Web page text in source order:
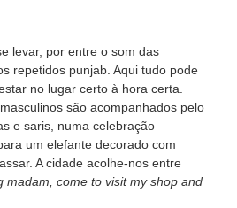
levar, por entre o som das
repetidos punjab. Aqui tudo pode
no lugar certo à hora certa.
são acompanhados pelo
e saris, numa celebração
um elefante decorado com
A cidade acolhe-nos entre
madam, come to visit my shop and